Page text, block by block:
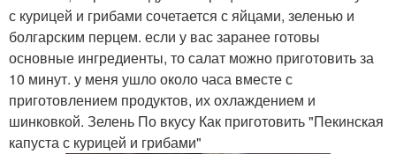
с курицей и грибами сочетается с яйцами, зеленью и
болгарским перцем. если у вас заранее готовы
основные ингредиенты, то салат можно приготовить за
10 минут. у меня ушло около часа вместе с
приготовлением продуктов, их охлаждением и
шинковкой. Зелень По вкусу Как приготовить "Пекинская
капуста с курицей и грибами"